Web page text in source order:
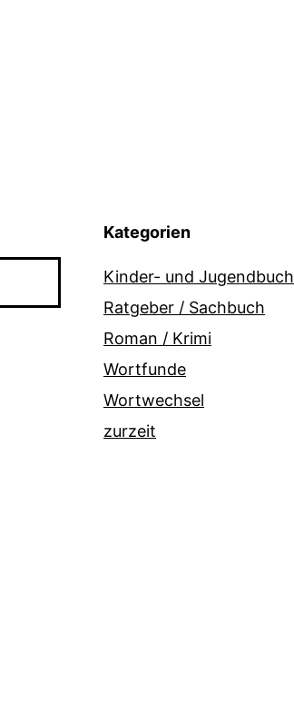
Kategorien
Kinder- und Jugendbuch
Ratgeber / Sachbuch
Roman / Krimi
Wortfunde
Wortwechsel
zurzeit